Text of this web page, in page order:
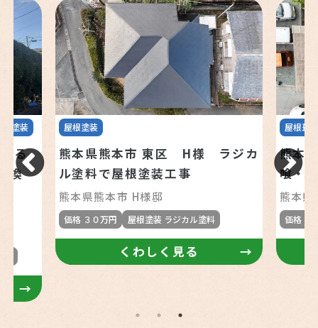
根塗装
る
換
屋根塗装
熊本県熊本市 東区 H様 ラジカ
ル塗料で屋根塗装工事
熊本県熊本市 H様邸
価格 ３０万円 屋根塗装 ラジカル塗料
くわしく見る
屋根葺
熊本
喰・
熊本県
価格 ３